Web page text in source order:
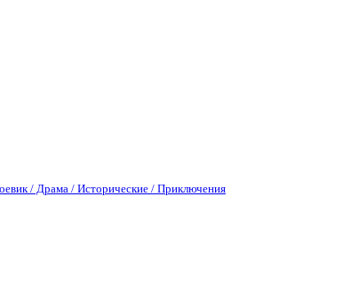
/ Драма / Исторические / Приключения